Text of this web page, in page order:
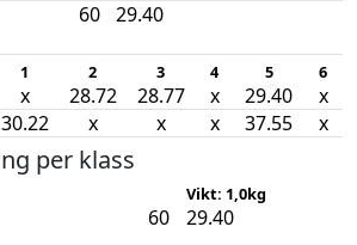
60 29.40
1 2 3 4 5 6
x 28.72 28.77 x 29.40
x
30.22 x x x 37.55 x
per klass
Vikt: 1,0kg
60 29.40